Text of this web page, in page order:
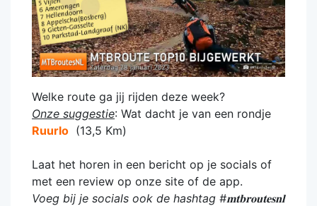
Welke route ga jij rijden deze week?
Onze suggestie: Wat dacht je van een rondje
Ruurlo (13,5 Km)
Laat het horen in een bericht op je socials of
met een review op onze site of de app.
Voeg bij je socials ook de hashtag #𝐦𝐭𝐛𝐫𝐨𝐮𝐭𝐞𝐬𝐧𝐥